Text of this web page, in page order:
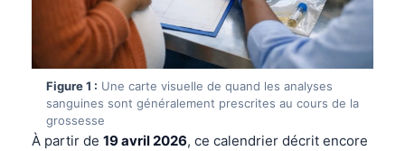
Figure 1 : Une carte visuelle de quand les analyses
sanguines sont généralement prescrites au cours de la
grossesse
À partir de 19 avril 2026, ce calendrier décrit encore